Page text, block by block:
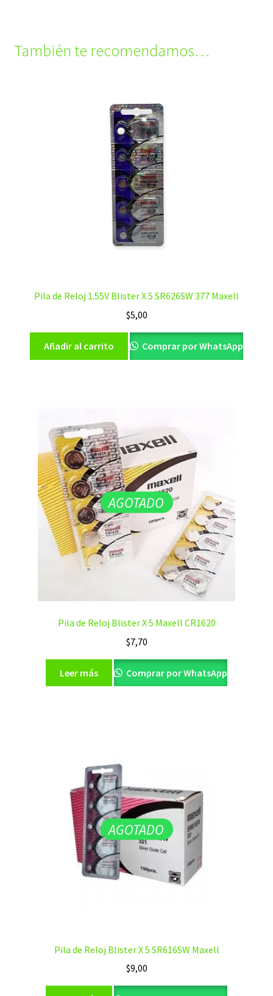
También te recomendamos…
Pila de Reloj 1.55V Blister X 5 SR626SW 377 Maxell
$5,00
Añadir al carrito Comprar por WhatsApp
AGOTADO
Pila de Reloj Blister X 5 Maxell CR1620
$7,70
Leer más Comprar por WhatsApp
AGOTADO
Pila de Reloj Blister X 5 SR616SW Maxell
$9,00